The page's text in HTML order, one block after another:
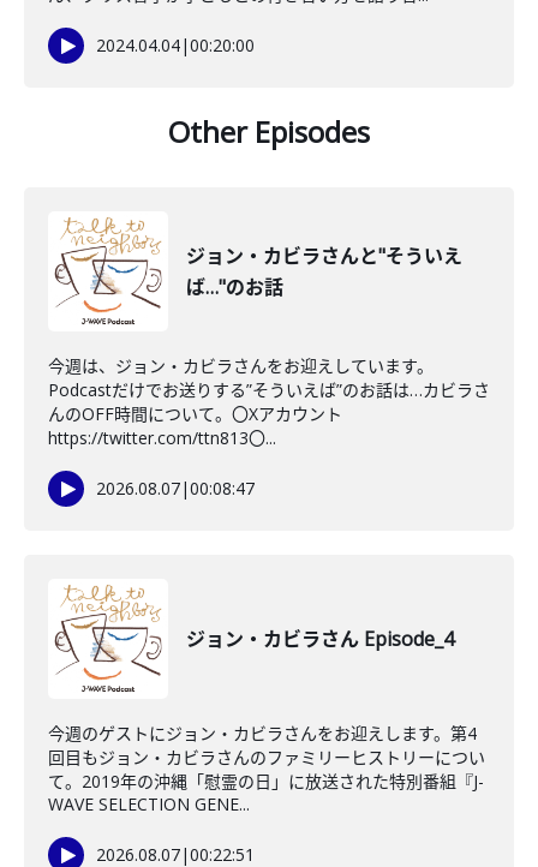
2024.04.04|00:20:00
Other Episodes
ジョン・カビラさんと"そういえ
ば…"のお話
今週は、ジョン・カビラさんをお迎えしています。
Podcastだけでお送りする”そういえば”のお話は…カビラさ
んのOFF時間について。〇Xアカウント
https://twitter.com/ttn813〇...
2026.08.07|00:08:47
ジョン・カビラさん Episode_4
今週のゲストにジョン・カビラさんをお迎えします。第4
回目もジョン・カビラさんのファミリーヒストリーについ
て。2019年の沖縄「慰霊の日」に放送された特別番組『J-
WAVE SELECTION GENE...
2026.08.07|00:22:51